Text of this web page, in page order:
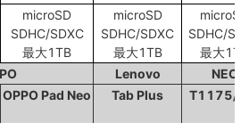
microSD
SDHC/SDXC
最大1TB
microSD
SDHC/SDXC
最大1TB
microSD
SDHC/
最大1TB
Lenovo
NEC
OPPO Pad Neo Tab Plus T1175/